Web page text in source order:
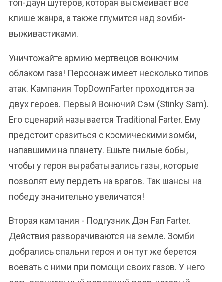
топ-даун шутеров, которая высмеивает все
клише жанра, а также глумится над зомби-
выживастиками.
Уничтожайте армию мертвецов вонючим
облаком газа! Персонаж имеет несколько типов
атак. Кампания TopDownFarter проходится за
двух героев. Первый Вонючий Сэм (Stinky Sam).
Его сценарий называется Traditional Farter. Ему
предстоит сразиться с космическими зомби,
напавшими на планету. Ешьте гнилые бобы,
чтобы у героя вырабатывались газы, которые
позволят ему пердеть на врагов. Так шансы на
победу значительно увеличатся!
Вторая кампания - Подгузник Дэн Fan Farter.
Действия разворачиваются на земле. Зомби
добрались спальни героя и он тут же берется
воевать с ними при помощи своих газов. У него